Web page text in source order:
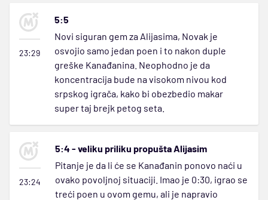
23:29
5:5
Novi siguran gem za Alijasima, Novak je
osvojio samo jedan poen i to nakon duple
greške Kanađanina. Neophodno je da
koncentracija bude na visokom nivou kod
srpskog igrača, kako bi obezbedio makar
super taj brejk petog seta.
23:24
5:4 - veliku priliku propušta Alijasim
Pitanje je da li će se Kanađanin ponovo naći u
ovako povoljnoj situaciji. Imao je 0:30, igrao se
treći poen u ovom gemu, ali je napravio